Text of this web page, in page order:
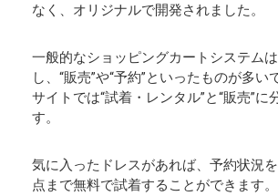
なく、オリジナルで開発されました。
一般的なショッピングカートシステム
し、“販売”や“予約”といったものが多い
サイトでは“試着・レンタル”と“販売”に
す。
気に入ったドレスがあれば、予約状況
点まで無料で試着することができます